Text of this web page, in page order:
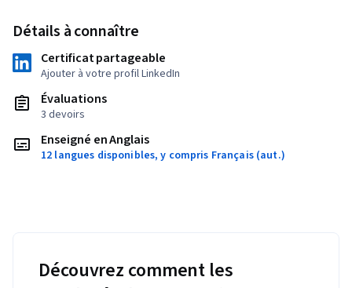
Détails à connaître
Certificat partageable
Ajouter à votre profil LinkedIn
Évaluations
3 devoirs
Enseigné en Anglais
12 langues disponibles, y compris Français (aut.)
Découvrez comment les